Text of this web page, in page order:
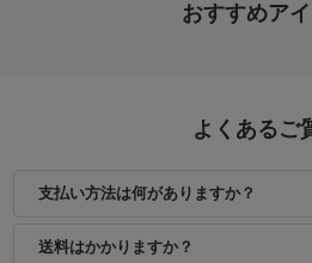
おすすめア
よくあるご
支払い方法は何がありますか？
送料はかかりますか？